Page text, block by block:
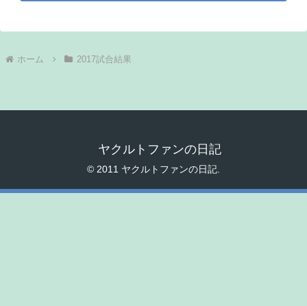
ホーム 2017試合結果
ヤクルトファンの日記
© 2011 ヤクルトファンの日記.